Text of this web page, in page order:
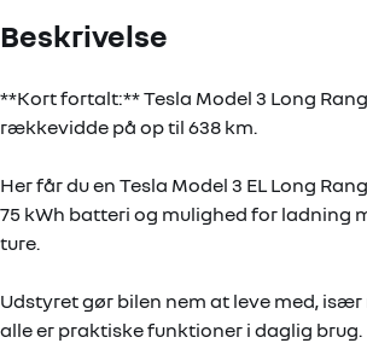
Beskrivelse
**Kort fortalt:** Tesla Model 3 Long
rækkevidde på op til 638 km.
Her får du en Tesla Model 3 EL Long
75 kWh batteri og mulighed for ladning
ture.
Udstyret gør bilen nem at leve med,
alle er praktiske funktioner i daglig brug.